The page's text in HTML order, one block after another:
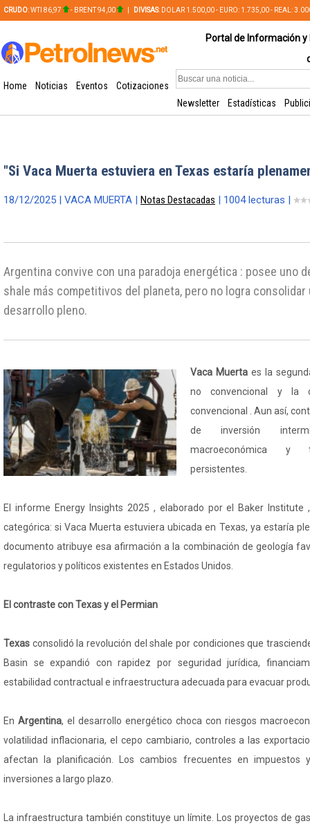
CRUDO: WTI 86,97 - BRENT 94,00 DIVISAS: DOLAR 1.500,00 - EURO: 1.735,00 - REAL:
Portal de Información
Home Noticias Eventos
Cotizaciones
Newsletter
Estadísticas
"Si Vaca Muerta estuviera en Texas estaría
18/12/2025 | VACA MUERTA | Notas Destacadas | 1004 lecturas |
Argentina convive con una paradoja energética : posee uno
shale más competitivos del planeta, pero no logra
desarrollo pleno.
Vaca Muerta es la
no convencional y la
convencional . Aun así,
de inversión
macroeconómica y
persistentes.
El informe Energy Insights 2025 , elaborado por el Baker Institute
categórica: si Vaca Muerta estuviera ubicada en Texas, ya estaría
documento atribuye esa afirmación a la combinación de geología
regulatorios y políticos existentes en Estados Unidos.
El contraste con Texas y el Permian
Texas consolidó la revolución del shale por condiciones que
Basin se expandió con rapidez por seguridad jurídica,
estabilidad contractual e infraestructura adecuada para evacuar
En Argentina, el desarrollo energético choca con riesgos
volatilidad inflacionaria, el cepo cambiario, controles a las
afectan la planificación. Los cambios frecuentes en impuestos
inversiones a largo plazo.
La infraestructura también constituye un límite. Los proyectos de